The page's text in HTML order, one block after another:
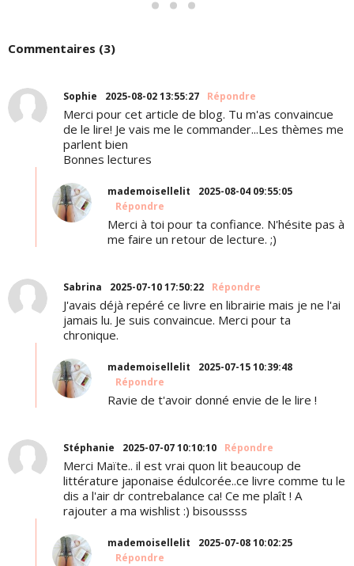
Commentaires (3)
Sophie 2025-08-02 13:55:27 Répondre
Merci pour cet article de blog. Tu m'as convaincue
de le lire! Je vais me le commander...Les thèmes me
parlent bien
Bonnes lectures
mademoisellelit
2025-08-04 09:55:05
Répondre
Merci à toi pour ta confiance. N'hésite pas à
me faire un retour de lecture. ;)
Sabrina 2025-07-10 17:50:22 Répondre
J'avais déjà repéré ce livre en librairie mais je ne l'ai
jamais lu. Je suis convaincue. Merci pour ta
chronique.
mademoisellelit
2025-07-15 10:39:48
Répondre
Ravie de t'avoir donné envie de le lire !
Stéphanie 2025-07-07 10:10:10 Répondre
Merci Maïte.. il est vrai quon lit beaucoup de
littérature japonaise édulcorée..ce livre comme tu le
dis a l'air dr contrebalance ca! Ce me plaît ! A
rajouter a ma wishlist :) bisoussss
mademoisellelit
2025-07-08 10:02:25
Répondre